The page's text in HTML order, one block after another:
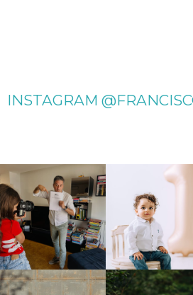
INSTAGRAM